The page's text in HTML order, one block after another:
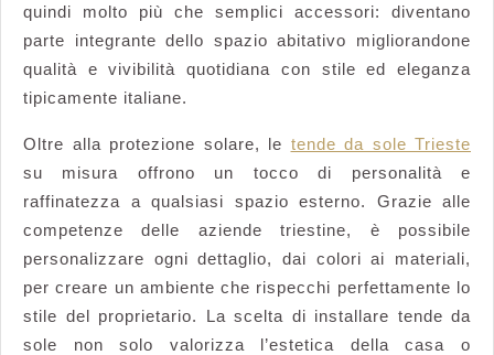
quindi molto più che semplici accessori: diventano
parte integrante dello spazio abitativo migliorandone
qualità e vivibilità quotidiana con stile ed eleganza
tipicamente italiane.
Oltre alla protezione solare, le tende da sole Trieste
su misura offrono un tocco di personalità e
raffinatezza a qualsiasi spazio esterno. Grazie alle
competenze delle aziende triestine, è possibile
personalizzare ogni dettaglio, dai colori ai materiali,
per creare un ambiente che rispecchi perfettamente lo
stile del proprietario. La scelta di installare tende da
sole non solo valorizza l’estetica della casa o